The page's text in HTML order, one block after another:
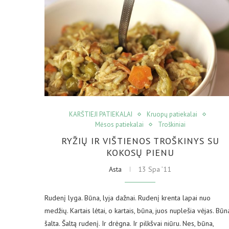
KARŠTIEJI PATIEKALAI
Kruopų patiekalai
Mėsos patiekalai
Troškiniai
RYŽIŲ IR VIŠTIENOS TROŠKINYS SU
KOKOSŲ PIENU
Asta 13 Spa ’11
Rudenį lyga. Būna, lyja dažnai. Rudenį krenta lapai nuo
medžių. Kartais lėtai, o kartais, būna, juos nuplešia vėjas.
šalta. Šaltą rudenį. Ir drėgna. Ir pilkšvai niūru. Nes, būna,